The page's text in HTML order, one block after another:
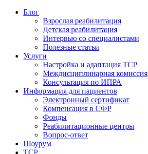
Блог
Взрослая реабилитация
Детская реабилитация
Интервью со специалистами
Полезные статьи
Услуги
Настройка и адаптация ТСР
Междисциплинарная комиссия
Консультация по ИПРА
Информация для пациентов
Электронный сертификат
Компенсация в СФР
Фонды
Реабилитационные центры
Вопрос-ответ
Шоурум
ТСР